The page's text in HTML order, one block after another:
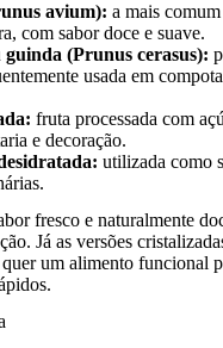
avium): a mais
com sabor doce e suave.
(Prunus cerasus):
usada em
fruta processada com
e decoração.
utilizada como
fresco e naturalmente
Já as versões
um alimento funcional